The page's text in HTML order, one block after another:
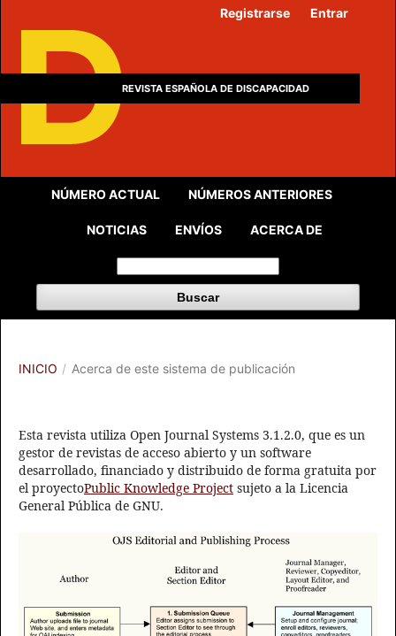
REVISTA ESPAÑOLA DE DISCAPACIDAD
NÚMERO ACTUAL NÚMEROS ANTERIORES
NOTICIAS ENVÍOS ACERCA DE
Buscar
Registrarse Entrar
INICIO / Acerca de este sistema de publicación
Esta revista utiliza Open Journal Systems 3.1.2.0, que es un
gestor de revistas de acceso abierto y un software
desarrollado, financiado y distribuido de forma gratuita por
el proyectoPublic Knowledge Project sujeto a la Licencia
General Pública de GNU.